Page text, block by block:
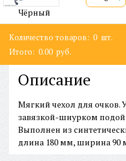
Чёрный
Количество товаров: 0 шт.
Итого: 0.00 руб.
Описание
Мягкий чехол для очков.
завязкой-шнурком
Выполнен из
длина 180 мм, ширина 90